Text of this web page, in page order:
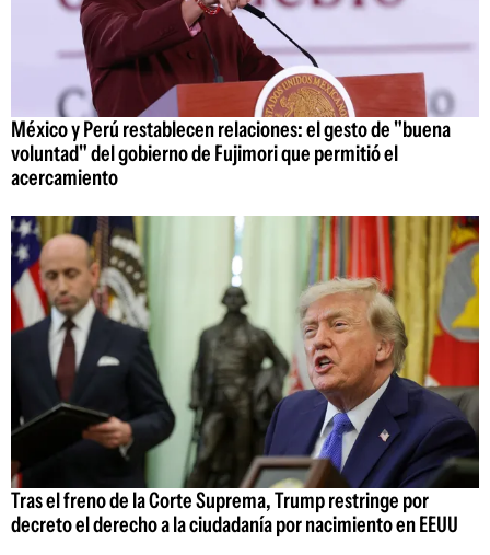
México y Perú restablecen relaciones: el gesto de "buena
voluntad" del gobierno de Fujimori que permitió el
acercamiento
Tras el freno de la Corte Suprema, Trump restringe por
decreto el derecho a la ciudadanía por nacimiento en EEUU